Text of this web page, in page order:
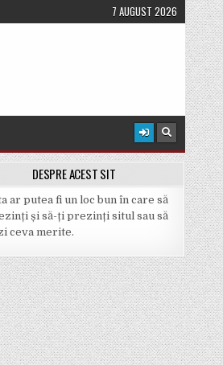
7 AUGUST 2026
DESPRE ACEST SIT
ar putea fi un loc bun în care să
și să-ți prezinți situl sau să
ceva merite.